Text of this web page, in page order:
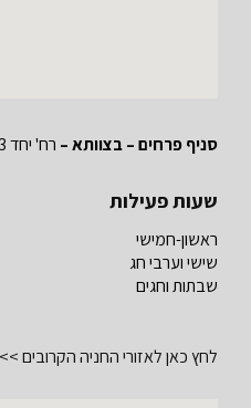
סניף פרחים – בצוותא –רח' יחד 3, חריש
שעות פעילות
ראשון-חמישי
שישי וערבי חג
שבתות וחגים
לחץ כאן לאזורי החניה הקרובים >>